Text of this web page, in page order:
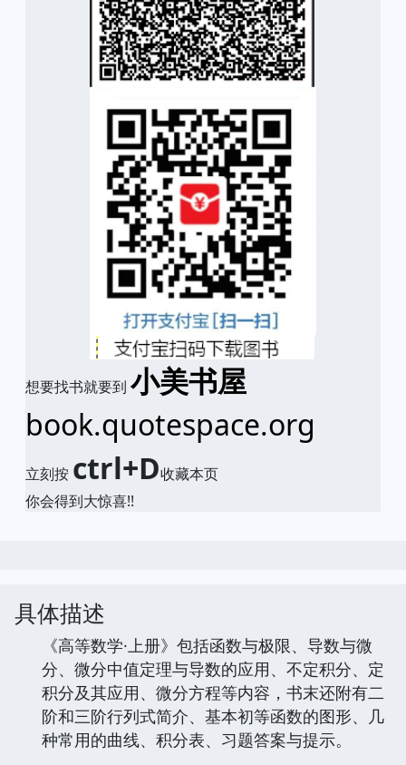
想要找书就要到 小美书屋
book.quotespace.org
立刻按 ctrl+D收藏本页
你会得到大惊喜!!
具体描述
《高等数学·上册》包括函数与极限、导数与微
分、微分中值定理与导数的应用、不定积分、定
积分及其应用、微分方程等内容，书末还附有二
阶和三阶行列式简介、基本初等函数的图形、几
种常用的曲线、积分表、习题答案与提示。